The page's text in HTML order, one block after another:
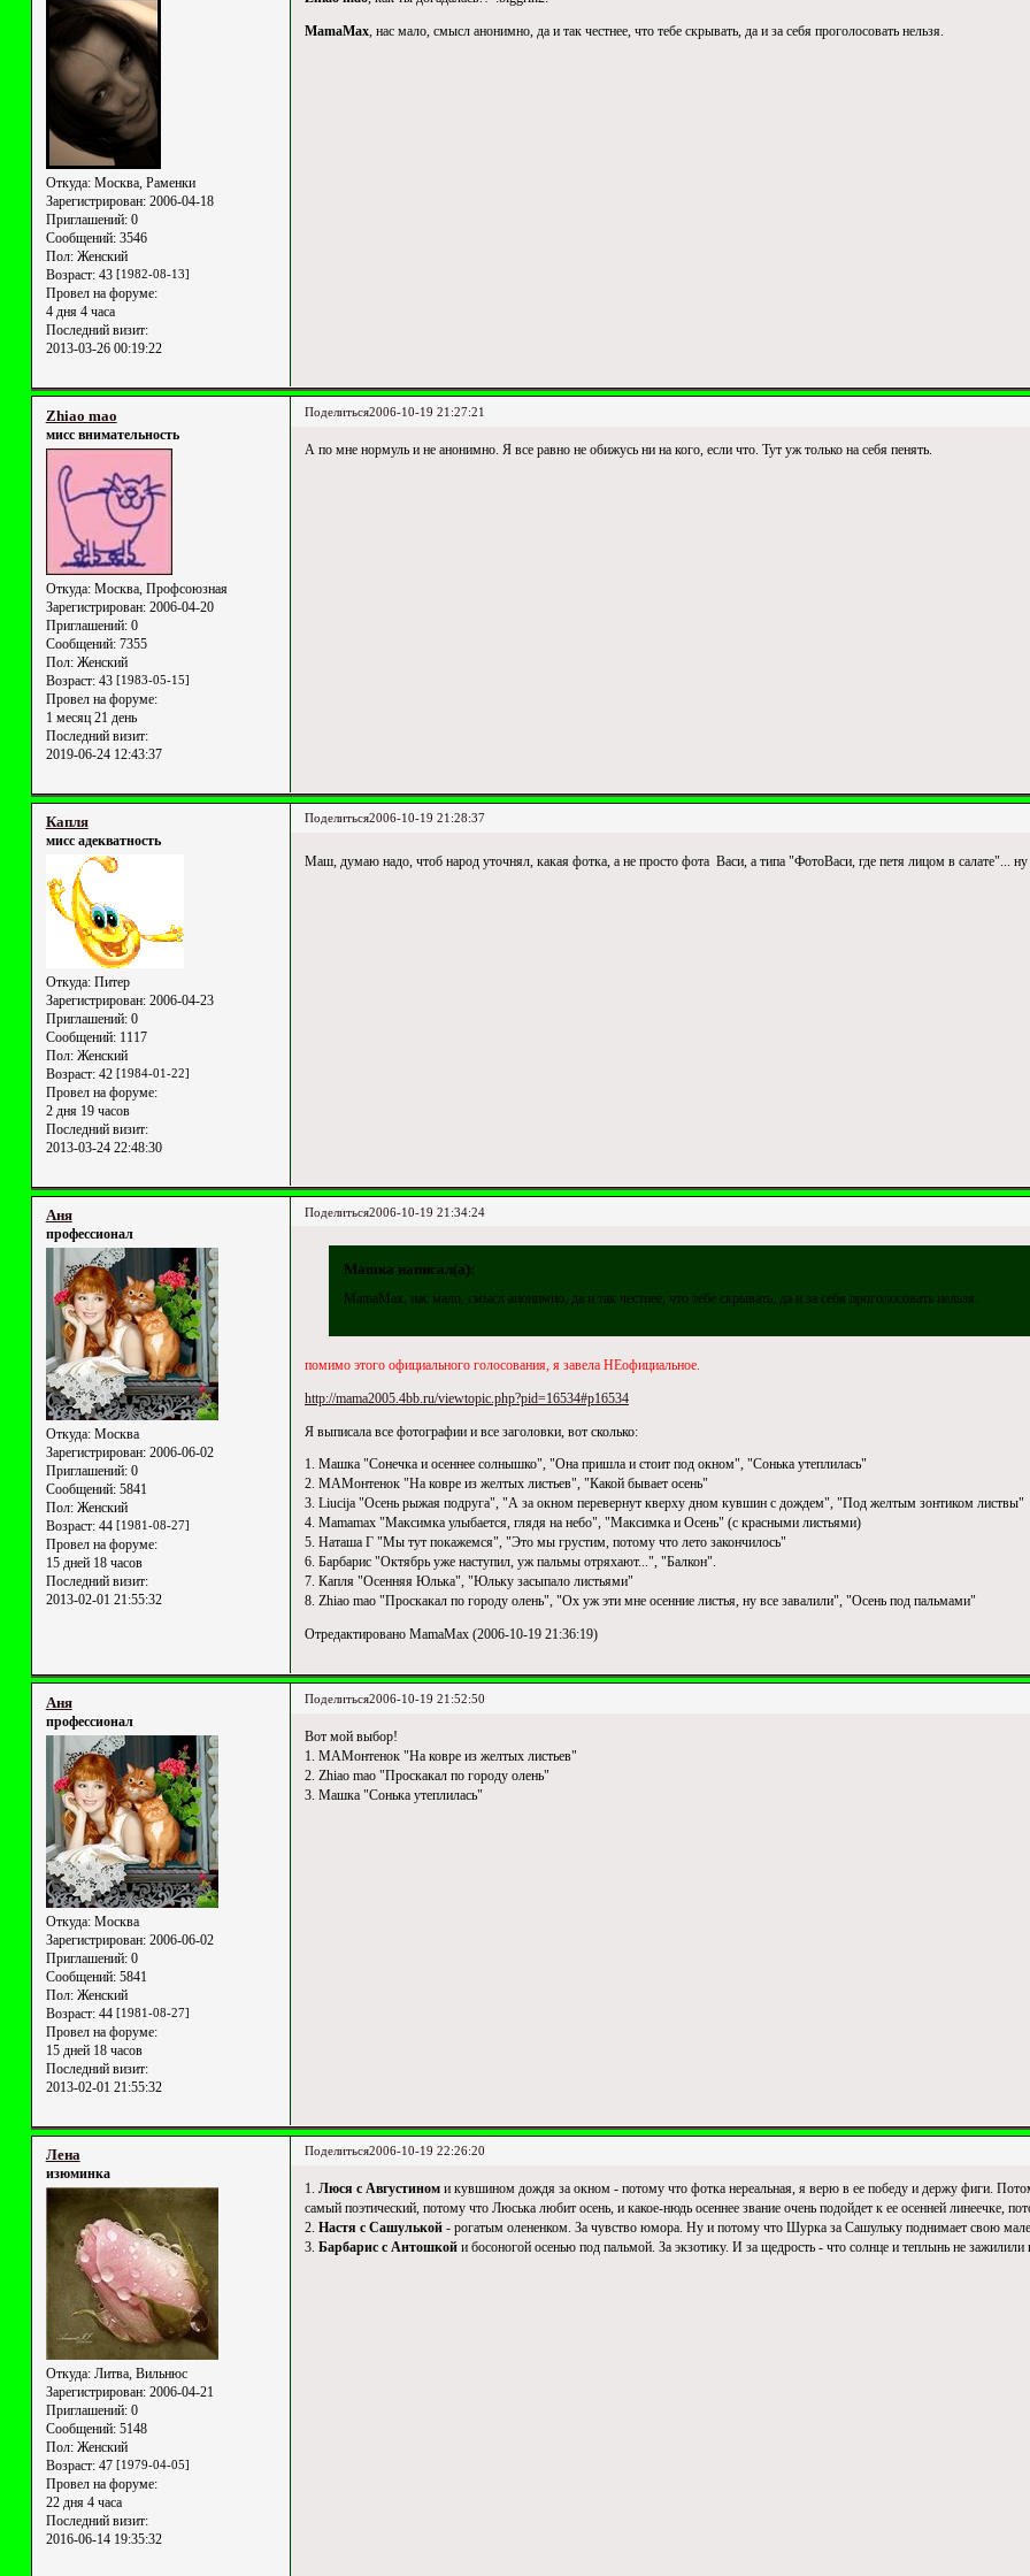
Откуда:Москва, Раменки
Зарегистрирован: 2006-04-18
Приглашений:0
Сообщений:3546
Пол:Женский
Возраст:43 [1982-08-13]
Провел на форуме:
4 дня 4 часа
Последний визит:
2013-03-26 00:19:22
MamaMax, нас мало, смысл анонимно, да и так честнее, что тебе скрывать, да и за себя проголосовать нельзя.
Поделиться2006-10-19 21:27:21
Zhiao mao
мисс внимательность
Откуда:Москва, Профсоюзная
Зарегистрирован: 2006-04-20
Приглашений:0
Сообщений:7355
Пол:Женский
Возраст:43 [1983-05-15]
Провел на форуме:
1 месяц 21 день
Последний визит:
2019-06-24 12:43:37
А по мне нормуль и не анонимно. Я все равно не обижусь ни на кого, если что. Тут уж только на себя пенять.
Поделиться2006-10-19 21:28:37
Капля
мисс адекватность
Откуда:Питер
Зарегистрирован: 2006-04-23
Приглашений:0
Сообщений:1117
Пол:Женский
Возраст:42 [1984-01-22]
Провел на форуме:
2 дня 19 часов
Последний визит:
2013-03-24 22:48:30
Маш, думаю надо, чтоб народ уточнял, какая фотка, а не просто фота Васи, а типа "ФотоВаси, где петя лицом в салате"...
Поделиться2006-10-19 21:34:24
Аня
профессионал
Откуда:Москва
Зарегистрирован: 2006-06-02
Приглашений:0
Сообщений:5841
Пол:Женский
Возраст:44 [1981-08-27]
Провел на форуме:
15 дней 18 часов
Последний визит:
2013-02-01 21:55:32
Машка написал(а):
MamaMax, нас мало, смысл анонимно, да и так честнее, что тебе скрывать, да и за себя проголосовать нельзя.
помимо этого официального голосования, я завела НЕофициальное.
http://mama2005.4bb.ru/viewtopic.php?pid=16534#p16534
Я выписала все фотографии и все заголовки, вот сколько:
1. Машка "Сонечка и осеннее солнышко", "Она пришла и стоит под окном", "Сонька утеплилась"
2. МАМонтенок "На ковре из желтых листьев", "Какой бывает осень"
3. Liucija "Осень рыжая подруга", "А за окном перевернут кверху дном кувшин с дождем", "Под желтым зонтиком листвы"
4. Mamamax "Максимка улыбается, глядя на небо", "Максимка и Осень" (с красными листьями)
5. Наташа Г "Мы тут покажемся", "Это мы грустим, потому что лето закончилось"
6. Барбарис "Октябрь уже наступил, уж пальмы отряхают...", "Балкон".
7. Капля "Осенняя Юлька", "Юльку засыпало листьями"
8. Zhiao mao "Проскакал по городу олень", "Ох уж эти мне осенние листья, ну все завалили", "Осень под пальмами"
Отредактировано MamaMax (2006-10-19 21:36:19)
Поделиться2006-10-19 21:52:50
Аня
профессионал
Откуда:Москва
Зарегистрирован: 2006-06-02
Приглашений:0
Сообщений:5841
Пол:Женский
Возраст:44 [1981-08-27]
Провел на форуме:
15 дней 18 часов
Последний визит:
2013-02-01 21:55:32
Вот мой выбор!
1. МАМонтенок "На ковре из желтых листьев"
2. Zhiao mao "Проскакал по городу олень"
3. Машка "Сонька утеплилась"
Поделиться2006-10-19 22:26:20
Лена
изюминка
Откуда:Литва, Вильнюс
Зарегистрирован: 2006-04-21
Приглашений:0
Сообщений:5148
Пол:Женский
Возраст:47 [1979-04-05]
Провел на форуме:
22 дня 4 часа
Последний визит:
2016-06-14 19:35:32
1. Люся с Августином и кувшином дождя за окном - потому что фотка нереальная, я верю в ее победу и держу фиги.
самый поэтический, потому что Люська любит осень, и какое-нюдь осеннее звание очень подойдет к ее осенней линеечке,
2. Настя с Сашулькой - рогатым олененком. За чувство юмора. Ну и потому что Шурка за Сашульку поднимает свою
3. Барбарис с Антошкой и босоногой осенью под пальмой. За экзотику. И за щедрость - что солнце и теплынь не